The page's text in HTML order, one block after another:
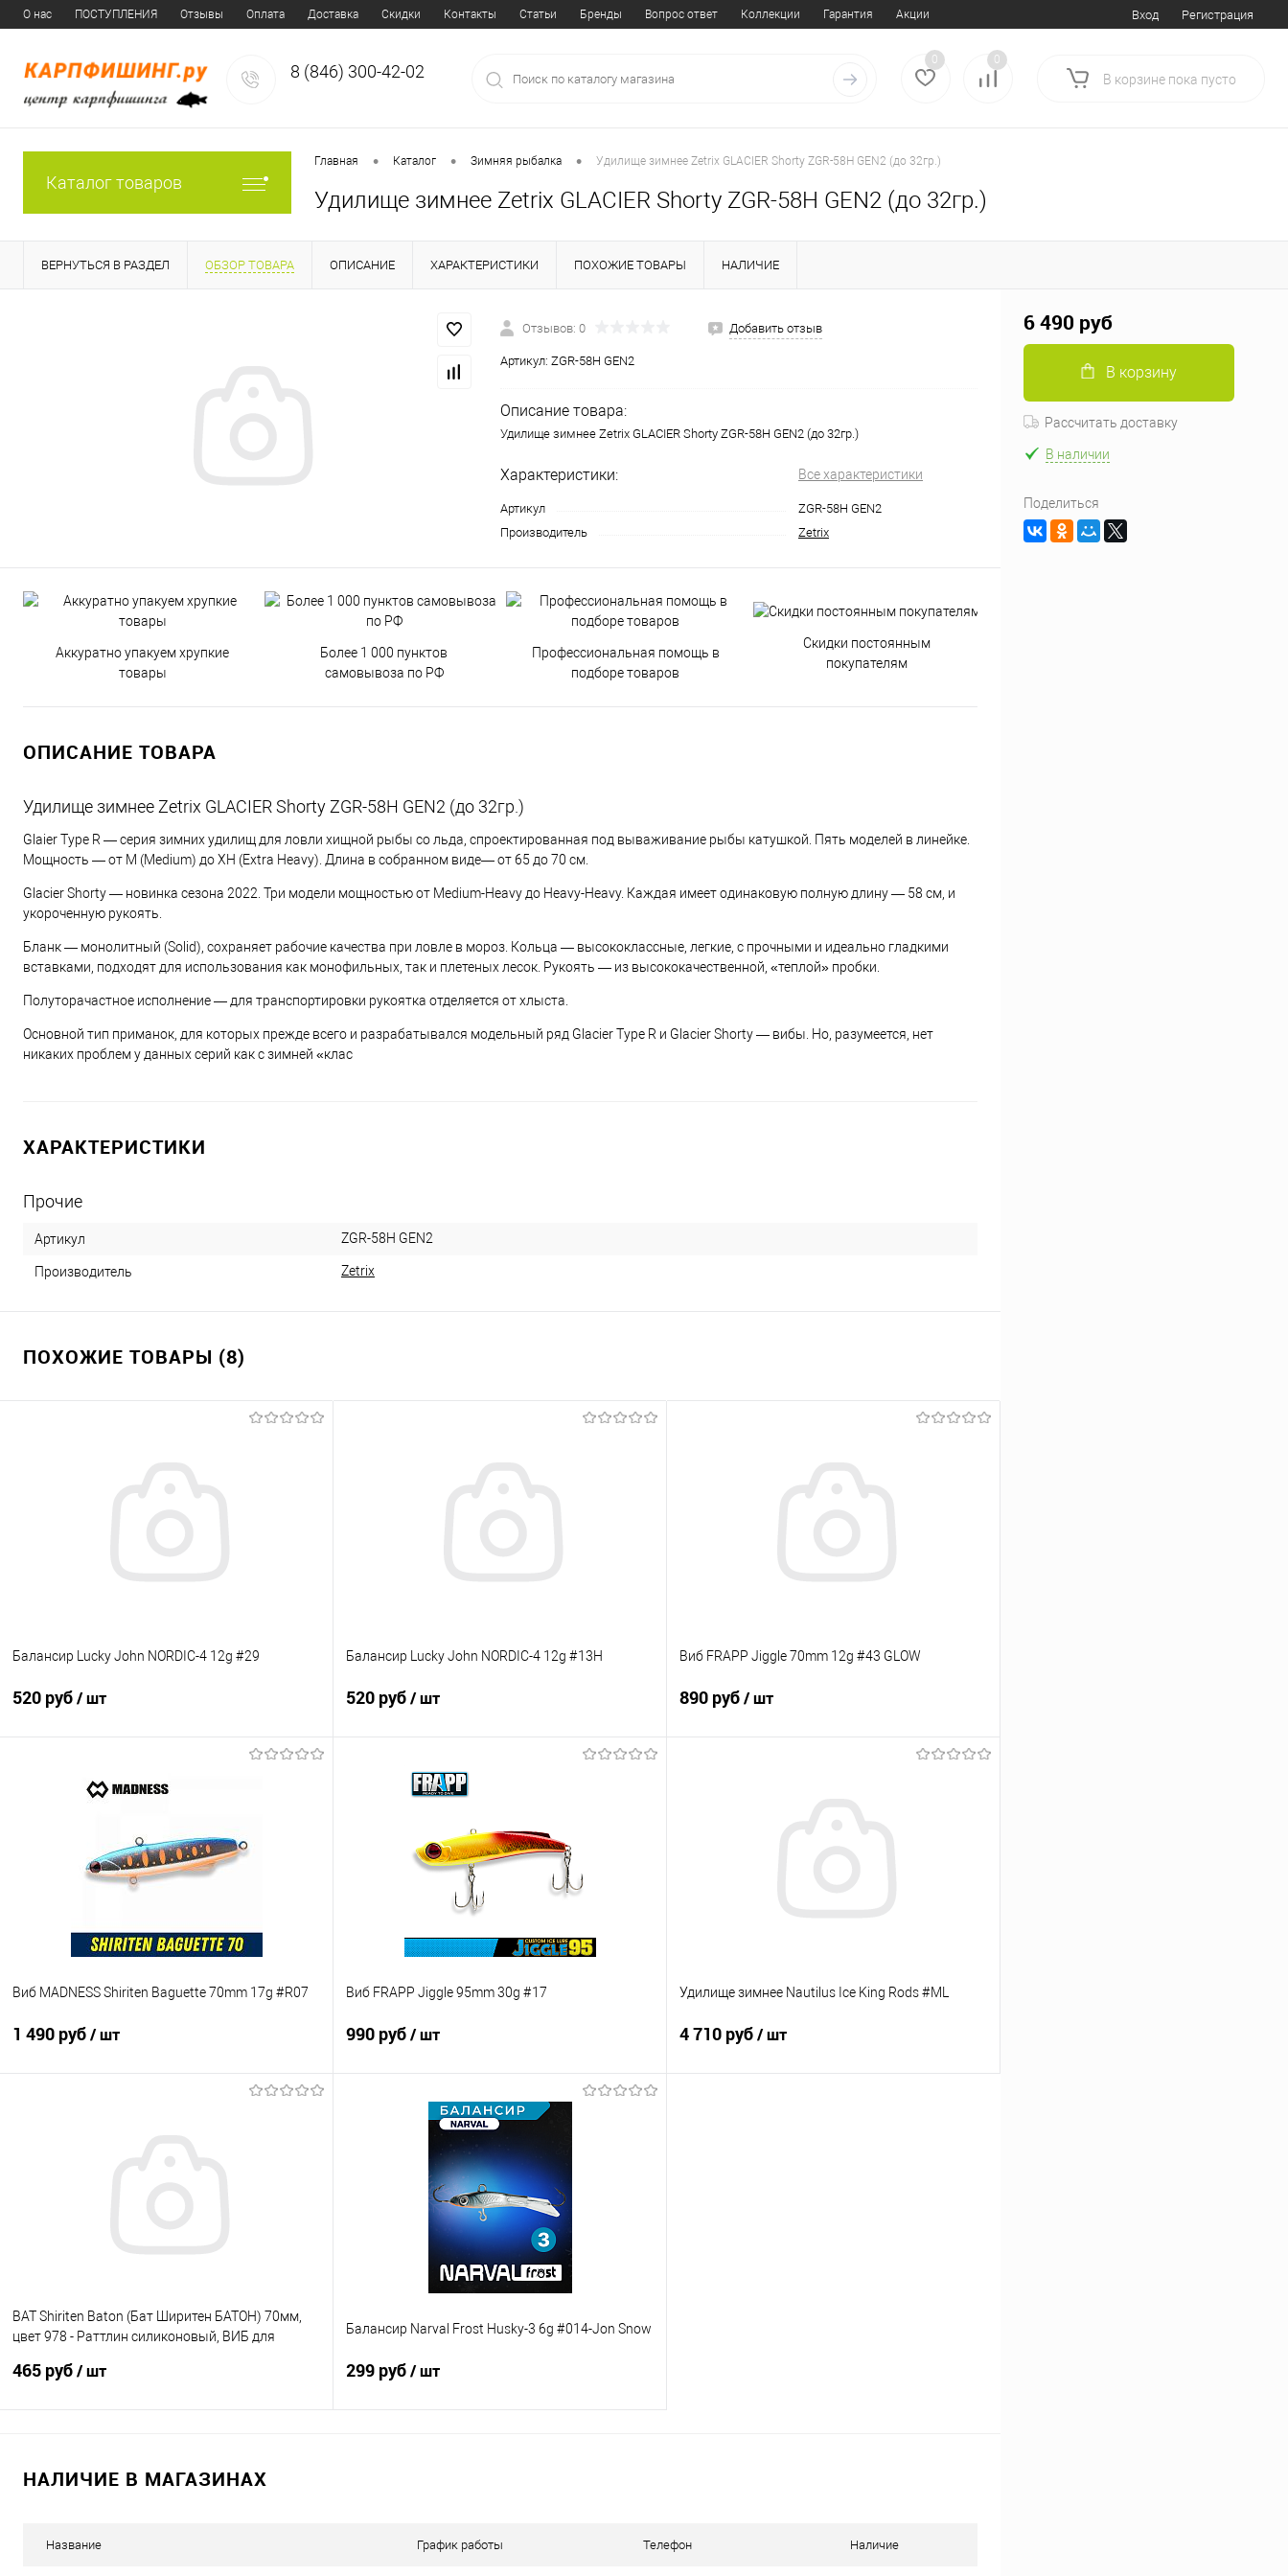
О нас ПОСТУПЛЕНИЯ Отзывы Оплата Доставка Скидки Контакты Статьи Бренды Вопрос ответ Коллекции Гарантия Акции Вход Регистрация
8 (846) 300-42-02
0 0
В корзине пока пусто
Каталог товаров
Главная • Каталог • Зимняя рыбалка • Удилище зимнее Zetrix GLACIER Shorty ZGR-58H GEN2 (до 32гр.)
Удилище зимнее Zetrix GLACIER Shorty ZGR-58H GEN2 (до 32гр.)
ВЕРНУТЬСЯ В РАЗДЕЛ ОБЗОР ТОВАРА ОПИСАНИЕ ХАРАКТЕРИСТИКИ ПОХОЖИЕ ТОВАРЫ НАЛИЧИЕ
Отзывов: 0 Добавить отзыв
Артикул: ZGR-58H GEN2
Описание товара:
Удилище зимнее Zetrix GLACIER Shorty ZGR-58H GEN2 (до 32гр.)
Характеристики: Все характеристики
Артикул
ZGR-58H GEN2
Производитель
Zetrix
Аккуратно упакуем хрупкие
товары
Более 1 000 пунктов
самовывоза по РФ
Профессиональная помощь в
подборе товаров
Скидки постоянным
покупателям
ОПИСАНИЕ ТОВАРА
Удилище зимнее Zetrix GLACIER Shorty ZGR-58H GEN2 (до 32гр.)
Glaier Type R — серия зимних удилищ для ловли хищной рыбы со льда, спроектированная под вываживание рыбы катушкой. Пять моделей в линейке.
Мощность — от M (Medium) до XH (Extra Heavy). Длина в собранном виде— от 65 до 70 см.
Glacier Shorty — новинка сезона 2022. Три модели мощностью от Medium-Heavy до Heavy-Heavy. Каждая имеет одинаковую полную длину — 58 см, и
укороченную рукоять.
Бланк — монолитный (Solid), сохраняет рабочие качества при ловле в мороз. Кольца — высококлассные, легкие, с прочными и идеально гладкими
вставками, подходят для использования как монофильных, так и плетеных лесок. Рукоять — из высококачественной, «теплой» пробки.
Полуторачастное исполнение — для транспортировки рукоятка отделяется от хлыста.
Основной тип приманок, для которых прежде всего и разрабатывался модельный ряд Glacier Type R и Glacier Shorty — вибы. Но, разумеется, нет
никаких проблем у данных серий как с зимней «клас
ХАРАКТЕРИСТИКИ
Прочие
Артикул ZGR-58H GEN2
Производитель Zetrix
ПОХОЖИЕ ТОВАРЫ (8)
Балансир Lucky John NORDIC-4 12g #29
520 руб/ шт
В избранное
В наличии
Балансир Lucky John NORDIC-4 12g #13H
520 руб/ шт
Сравнение
В избранное
В наличии
Виб FRAPP Jiggle 70mm 12g #43 GLOW
890 руб/ шт
Виб MADNESS Shiriten Baguette 70mm 17g #R07
1 490 руб/ шт
Виб FRAPP Jiggle 95mm 30g #17
990 руб/ шт
В корзину
Купить в 1 клик
Сравнение
В избранное
В наличии
Удилище зимнее Nautilus Ice King Rods #ML
4 710 руб/ шт
BAT Shiriten Baton (Бат Ширитен БАТОН) 70мм,
цвет 978 - Раттлин силиконовый, ВИБ для
465 руб/ шт
Балансир Narval Frost Husky-3 6g #014-Jon Snow
299 руб/ шт
НАЛИЧИЕ В МАГАЗИНАХ
Название График работы Телефон Наличие
6 490 руб
В корзину
Рассчитать доставку
В наличии
Поделиться